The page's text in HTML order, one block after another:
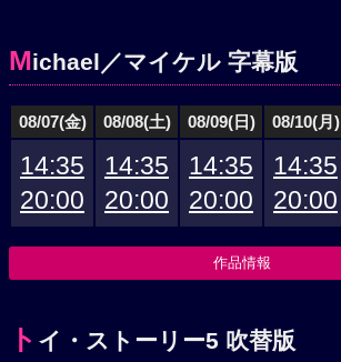
Michael／マイケル 字幕版
08/07(金) 08/08(土) 08/09(日) 08/10(月)
14:35
20:00
14:35
20:00
14:35
20:00
14:35
20:00
作品情報
ト イ・ストーリー5 吹替版